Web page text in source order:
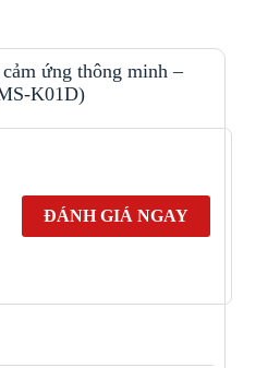
ứng thông minh –
K01D)
ĐÁNH GIÁ NGAY